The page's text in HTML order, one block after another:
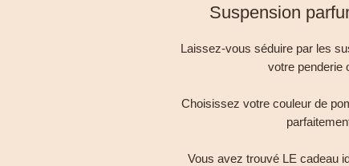
Suspension
Laissez-vous séduire par les
votre penderie
Choisissez votre couleur de
Vous avez trouvé LE cadeau